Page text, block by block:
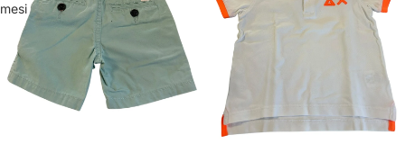
mesi